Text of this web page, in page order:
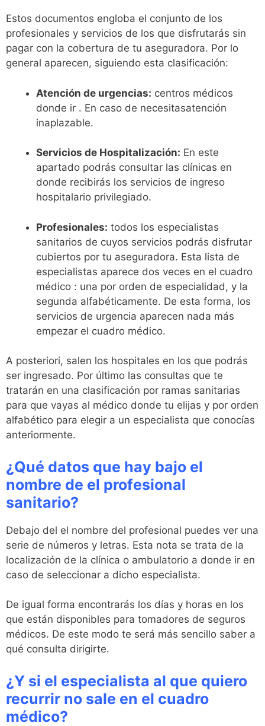
Estos documentos engloba el conjunto de los
profesionales y servicios de los que disfrutarás sin
pagar con la cobertura de tu aseguradora. Por lo
general aparecen, siguiendo esta clasificación:
Atención de urgencias: centros médicos
donde ir . En caso de necesitasatención
inaplazable.
Servicios de Hospitalización: En este
apartado podrás consultar las clínicas en
donde recibirás los servicios de ingreso
hospitalario privilegiado.
Profesionales: todos los especialistas
sanitarios de cuyos servicios podrás disfrutar
cubiertos por tu aseguradora. Esta lista de
especialistas aparece dos veces en el cuadro
médico : una por orden de especialidad, y la
segunda alfabéticamente. De esta forma, los
servicios de urgencia aparecen nada más
empezar el cuadro médico.
A posteriori, salen los hospitales en los que podrás
ser ingresado. Por último las consultas que te
tratarán en una clasificación por ramas sanitarias
para que vayas al médico donde tu elijas y por orden
alfabético para elegir a un especialista que conocías
anteriormente.
¿Qué datos que hay bajo el
nombre de el profesional
sanitario?
Debajo del el nombre del profesional puedes ver una
serie de números y letras. Esta nota se trata de la
localización de la clínica o ambulatorio a donde ir en
caso de seleccionar a dicho especialista.
De igual forma encontrarás los días y horas en los
que están disponibles para tomadores de seguros
médicos. De este modo te será más sencillo saber a
qué consulta dirigirte.
¿Y si el especialista al que quiero
recurrir no sale en el cuadro
médico?